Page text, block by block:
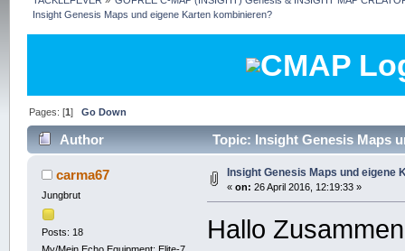
Insight Genesis Maps und eigene Karten kombinieren?
Pages: [1]Go Down
Author Topic: Insight Genesis Maps
carma67
Jungbrut
Posts: 18
Insight Genesis Maps und eigene
« on: 26 April 2016, 12:19:33 »
Hallo Zusammen